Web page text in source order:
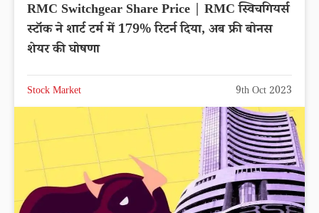
RMC Switchgear Share Price | RMC स्विचगियर्स
स्टॉक ने शार्ट टर्म में 179% रिटर्न दिया, अब फ्री बोनस
शेयर की घोषणा
Stock Market 9th Oct 2023